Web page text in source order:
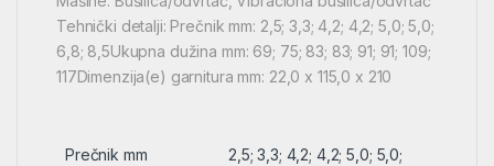
Tehnički detalji: Prečnik mm: 2,5; 3,3; 4,2; 4,2; 5,0; 5,0;
6,8; 8,5Ukupna dužina mm: 69; 75; 83; 83; 91; 91; 109;
117Dimenzija(e) garnitura mm: 22,0 x 115,0 x 210
Prečnik mm
2,5; 3,3; 4,2; 4,2; 5,0; 5,0;